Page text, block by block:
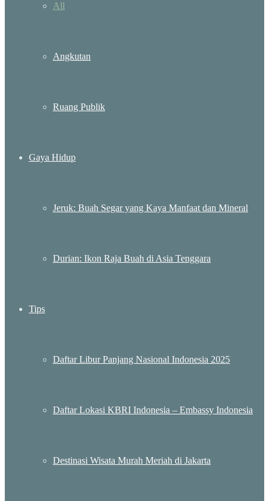
All
Angkutan
Ruang Publik
Gaya Hidup
Jeruk: Buah Segar yang Kaya Manfaat dan Mineral
Durian: Ikon Raja Buah di Asia Tenggara
Tips
Daftar Libur Panjang Nasional Indonesia 2025
Daftar Lokasi KBRI Indonesia – Embassy Indonesia
Destinasi Wisata Murah Meriah di Jakarta